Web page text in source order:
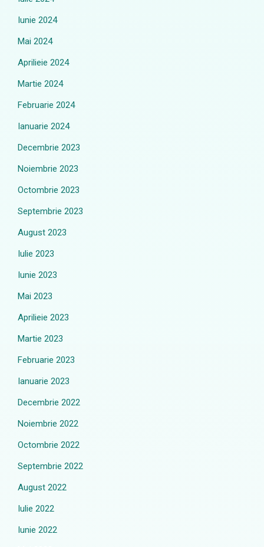
Iunie 2024
Mai 2024
Aprilieie 2024
Martie 2024
Februarie 2024
Ianuarie 2024
Decembrie 2023
Noiembrie 2023
Octombrie 2023
Septembrie 2023
August 2023
Iulie 2023
Iunie 2023
Mai 2023
Aprilieie 2023
Martie 2023
Februarie 2023
Ianuarie 2023
Decembrie 2022
Noiembrie 2022
Octombrie 2022
Septembrie 2022
August 2022
Iulie 2022
Iunie 2022